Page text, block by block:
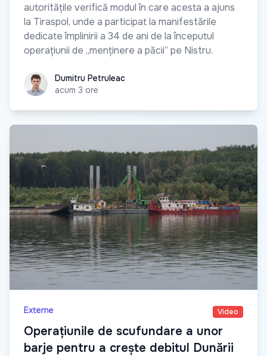
autoritățile verifică modul în care acesta a ajuns
la Tiraspol, unde a participat la manifestările
dedicate împlinirii a 34 de ani de la începutul
operațiunii de „menținere a păcii” pe Nistru.
Dumitru Petruleac
Dumitru Petruleac
acum 3 ore
Externe Video
Operațiunile de scufundare a unor
barje pentru a crește debitul Dunării